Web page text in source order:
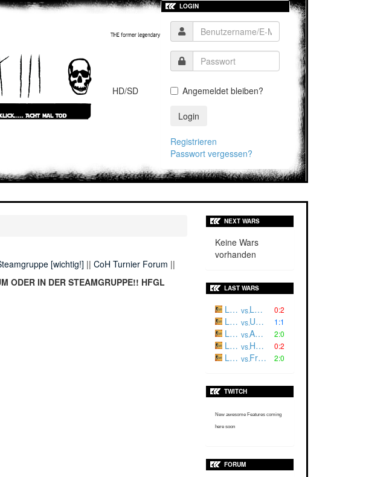
HD/SD
LOGIN
Angemeldet bleiben?
Login
Registrieren
Passwort vergessen?
[wichtig!] || CoH Turnier Forum ||
ODER IN DER STEAMGRUPPE!! HFGL
NEXT WARS
Keine Wars
vorhanden
LAST WARS
Luger² vs. L3CH | 0:2
Luger ' vs. ULSQ 1:1
Luger² vs. ARES 2:0
Luger ' vs. HRNET 0:2
Luger ' vs. Fractum 2:0
TWITCH
New awesome Features coming
here soon
FORUM